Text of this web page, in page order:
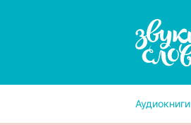
Аудиокниги